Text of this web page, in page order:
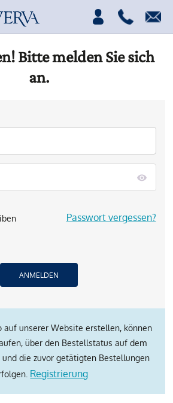
Bitte melden Sie sich
an.
Passwort vergessen?
auf unserer Website erstellen, können
über den Bestellstatus auf dem
die zuvor getätigten Bestellungen
Registrierung